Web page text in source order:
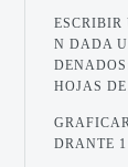
ESCRIBIR
N DADA
HOJAS
DRANTE 1